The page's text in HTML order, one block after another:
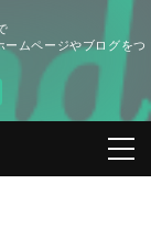
ームページやブログをつ